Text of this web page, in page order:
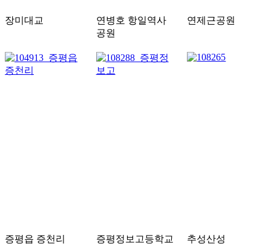
장미대교
연병호 항일역사
공원
연제근공원
증평읍 증천리 증평정보고등학교 추성산성